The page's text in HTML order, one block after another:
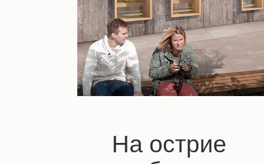
На острие